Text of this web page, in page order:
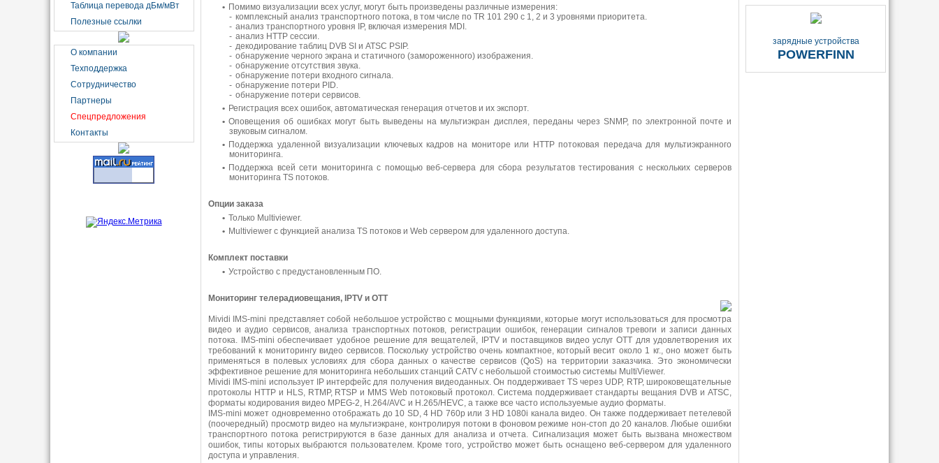
Таблица перевода дБм/мВт
Полезные ссылки
О компании
Техподдержка
Сотрудничество
Партнеры
Спецпредложения
Контакты
Помимо визуализации всех услуг, могут быть произведены различные измерения:
комплексный анализ транспортного потока, в том числе по TR 101 290 с 1, 2 и 3 уровнями приоритета.
анализ транспортного уровня IP, включая измерения MDI.
анализ HTTP сессии.
декодирование таблиц DVB SI и ATSC PSIP.
обнаружение черного экрана и статичного (замороженного) изображения.
обнаружение отсутствия звука.
обнаружение потери входного сигнала.
обнаружение потери PID.
обнаружение потери сервисов.
Регистрация всех ошибок, автоматическая генерация отчетов и их экспорт.
Оповещения об ошибках могут быть выведены на мультиэкран дисплея, переданы через SNMP, по электронной почте и
звуковым сигналом.
Поддержка удаленной визуализации ключевых кадров на мониторе или HTTP потоковая передача для мультиэкранного
мониторинга.
Поддержка всей сети мониторинга с помощью веб-сервера для сбора результатов тестирования с нескольких серверов
мониторинга TS потоков.
Опции заказа
Только Multiviewer.
Multiviewer с функцией анализа TS потоков и Web сервером для удаленного доступа.
Комплект поставки
Устройство с предустановленным ПО.
Мониторинг телерадиовещания, IPTV и OTT
Mividi IMS-mini представляет собой небольшое устройство с мощными функциями, которые могут использоваться для просмотра
видео и аудио сервисов, анализа транспортных потоков, регистрации ошибок, генерации сигналов тревоги и записи данных
потока. IMS-mini обеспечивает удобное решение для вещателей, IPTV и поставщиков видео услуг OTT для удовлетворения их
требований к мониторингу видео сервисов. Поскольку устройство очень компактное, который весит около 1 кг., оно может быть
применяться в полевых условиях для сбора данных о качестве сервисов (QoS) на территории заказчика. Это экономически
эффективное решение для мониторинга небольших станций CATV с небольшой стоимостью системы MultiViewer.
Mividi IMS-mini использует IP интерфейс для получения видеоданных. Он поддерживает TS через UDP, RTP, широковещательные
протоколы HTTP и HLS, RTMP, RTSP и MMS Web потоковый протокол. Система поддерживает стандарты вещания DVB и ATSC,
форматы кодирования видео MPEG-2, H.264/AVC и H.265/HEVC, а также все часто используемые аудио форматы.
IMS-mini может одновременно отображать до 10 SD, 4 HD 760p или 3 HD 1080i канала видео. Он также поддерживает петелевой
(поочередный) просмотр видео на мультиэкране, контролируя потоки в фоновом режиме нон-стоп до 20 каналов. Любые ошибки
транспортного потока регистрируются в базе данных для анализа и отчета. Сигнализация может быть вызвана множеством
ошибок, типы которых выбраются пользователем. Кроме того, устройство может быть оснащено веб-сервером для удаленного
доступа и управления.
зарядные устройства
POWERFINN